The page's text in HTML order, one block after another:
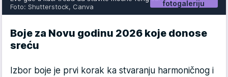
fotogaleriju
Foto: Shutterstock, Canva
Boje za Novu godinu 2026 koje donose
sreću
Izbor boje je prvi korak ka stvaranju harmoničnog i